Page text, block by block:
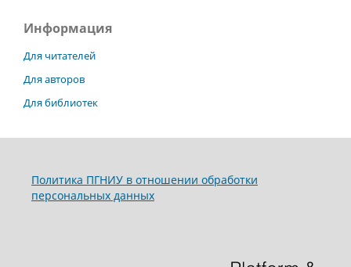
Информация
Для читателей
Для авторов
Для библиотек
Политика ПГНИУ в отношении обработки
персональных данных